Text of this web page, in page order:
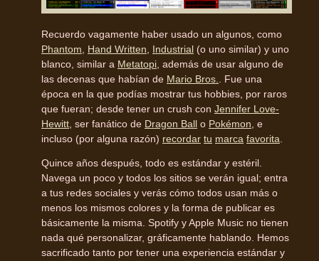
Recuerdo vagamente haber usado un algunos, como
Phantom, Hand Written, Industrial (o uno similar) y uno
blanco, similar a Metatopi, además de usar alguno de
las decenas que habían de Mario Bros.. Fue una
época en la que podías mostrar tus hobbies, por raros
que fueran; desde tener un crush con Jennifer Love-
Hewitt, ser fanático de Dragon Ball o Pokémon, e
incluso (por alguna razón) recordar tu marca favorita.
Quince años después, todo es estándar y estéril.
Navega un poco y todos los sitios se verán igual; entra
a tus redes sociales y verás cómo todos usan más o
menos los mismos colores y la forma de publicar es
básicamente la misma. Spotify y Apple Music no tienen
nada qué personalizar, gráficamente hablando. Hemos
sacrificado tanto por tener una experiencia estándar y